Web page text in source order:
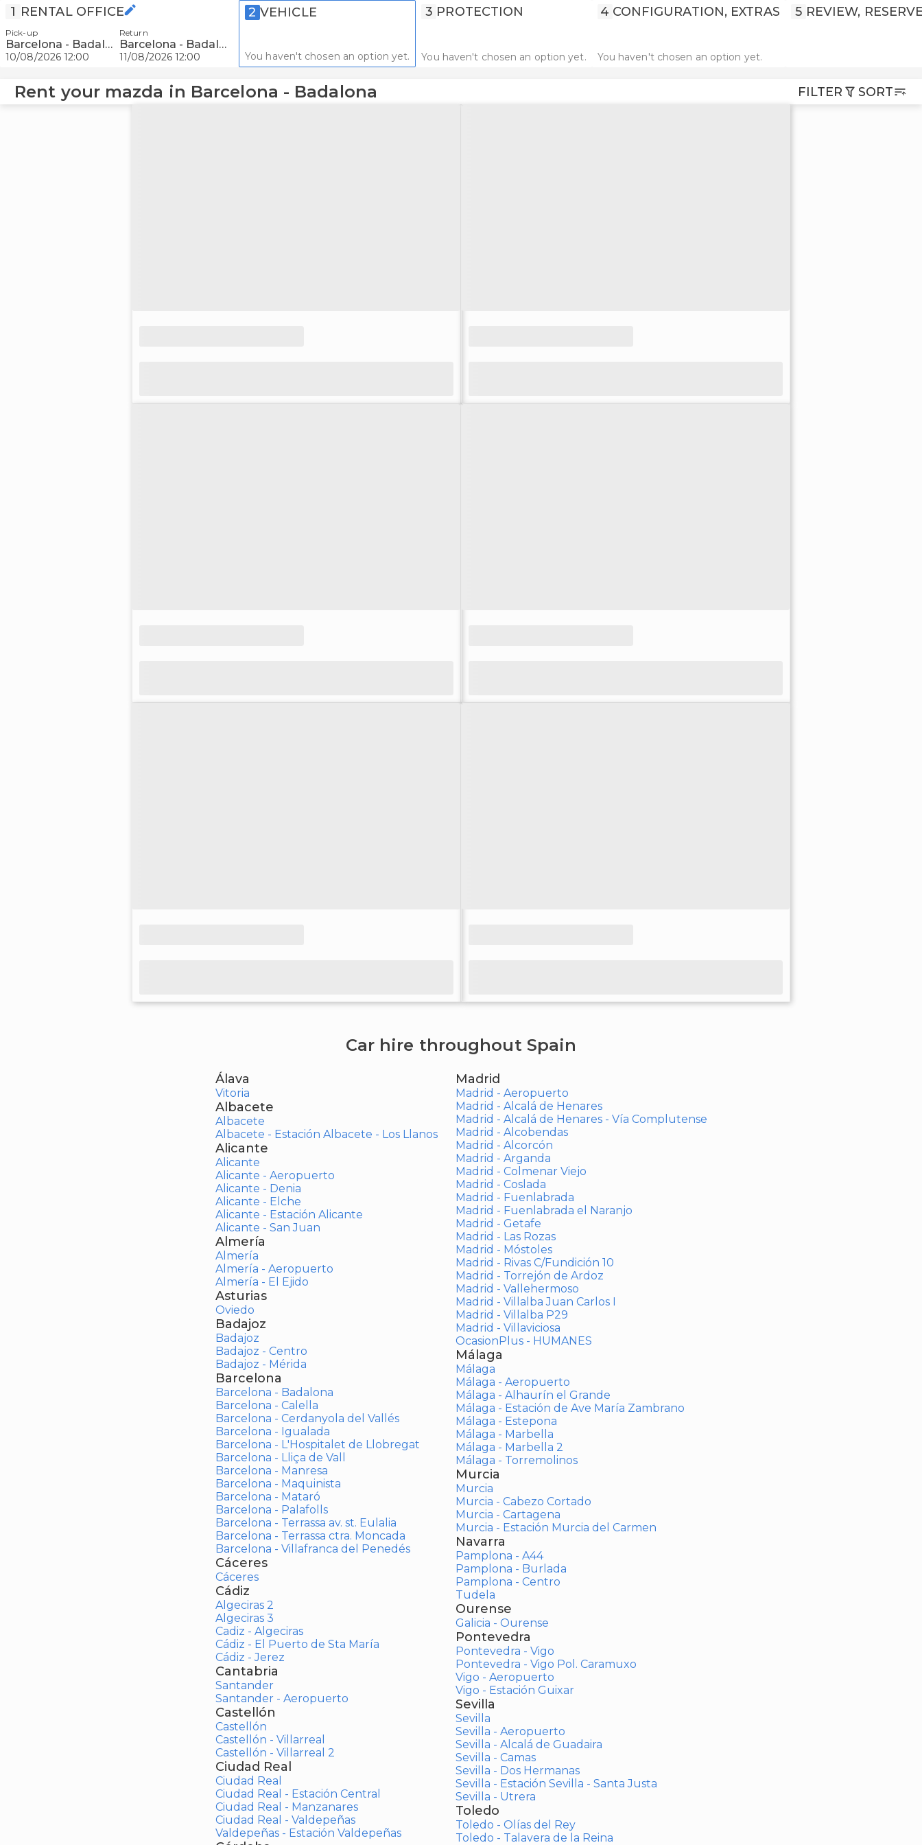
1 RENTAL OFFICE
Pick-up
Barcelona - Badalona
10/08/2026 12:00
Return
Barcelona - Badalona
11/08/2026 12:00
2 VEHICLE
You haven't chosen an option yet.
3 PROTECTION
You haven't chosen an option yet.
4 CONFIGURATION, EXTRAS
You haven't chosen an option yet.
5 REVIEW,
Rent your mazda in Barcelona - Badalona FILTER SORT
Car hire throughout Spain
Álava
Vitoria
Albacete
Albacete
Albacete - Estación Albacete - Los Llanos
Alicante
Alicante
Alicante - Aeropuerto
Alicante - Denia
Alicante - Elche
Alicante - Estación Alicante
Alicante - San Juan
Almería
Almería
Almería - Aeropuerto
Almería - El Ejido
Asturias
Oviedo
Badajoz
Badajoz
Badajoz - Centro
Badajoz - Mérida
Barcelona
Barcelona - Badalona
Barcelona - Calella
Barcelona - Cerdanyola del Vallés
Barcelona - Igualada
Barcelona - L'Hospitalet de Llobregat
Barcelona - Lliça de Vall
Barcelona - Manresa
Barcelona - Maquinista
Barcelona - Mataró
Barcelona - Palafolls
Barcelona - Terrassa av. st. Eulalia
Barcelona - Terrassa ctra. Moncada
Barcelona - Villafranca del Penedés
Cáceres
Cáceres
Cádiz
Algeciras 2
Algeciras 3
Cadiz - Algeciras
Cádiz - El Puerto de Sta María
Cádiz - Jerez
Cantabria
Santander
Santander - Aeropuerto
Castellón
Castellón
Castellón - Villarreal
Castellón - Villarreal 2
Ciudad Real
Ciudad Real
Ciudad Real - Estación Central
Ciudad Real - Manzanares
Ciudad Real - Valdepeñas
Valdepeñas - Estación Valdepeñas
Madrid
Madrid - Aeropuerto
Madrid - Alcalá de Henares
Madrid - Alcalá de Henares - Vía Complutense
Madrid - Alcobendas
Madrid - Alcorcón
Madrid - Arganda
Madrid - Colmenar Viejo
Madrid - Coslada
Madrid - Fuenlabrada
Madrid - Fuenlabrada el Naranjo
Madrid - Getafe
Madrid - Las Rozas
Madrid - Móstoles
Madrid - Rivas C/Fundición 10
Madrid - Torrejón de Ardoz
Madrid - Vallehermoso
Madrid - Villalba Juan Carlos I
Madrid - Villalba P29
Madrid - Villaviciosa
OcasionPlus - HUMANES
Málaga
Málaga
Málaga - Aeropuerto
Málaga - Alhaurín el Grande
Málaga - Estación de Ave María Zambrano
Málaga - Estepona
Málaga - Marbella
Málaga - Marbella 2
Málaga - Torremolinos
Murcia
Murcia
Murcia - Cabezo Cortado
Murcia - Cartagena
Murcia - Estación Murcia del Carmen
Navarra
Pamplona - A44
Pamplona - Burlada
Pamplona - Centro
Tudela
Ourense
Galicia - Ourense
Pontevedra
Pontevedra - Vigo
Pontevedra - Vigo Pol. Caramuxo
Vigo - Aeropuerto
Vigo - Estación Guixar
Sevilla
Sevilla
Sevilla - Aeropuerto
Sevilla - Alcalá de Guadaira
Sevilla - Camas
Sevilla - Dos Hermanas
Sevilla - Estación Sevilla - Santa Justa
Sevilla - Utrera
Toledo
Toledo - Olías del Rey
Toledo - Talavera de la Reina